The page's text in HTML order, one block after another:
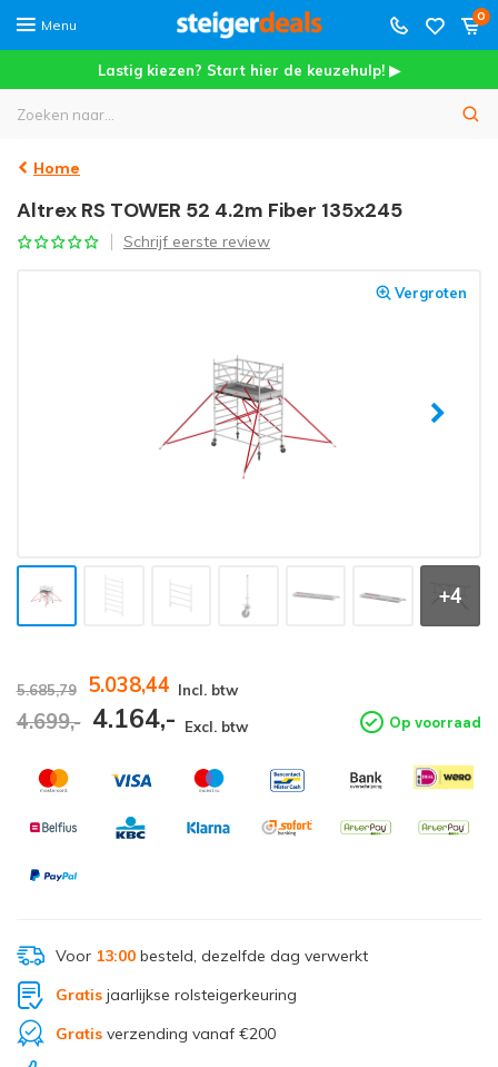
Menu
0
Lastig kiezen? Start hier de keuzehulp! ▶
Home
Altrex RS TOWER 52 4.2m Fiber 135x245
Schrijf eerste review
Vergroten
+4
5.685,79 5.038,44 Incl. btw
4.699,- 4.164,- Excl. btw Op voorraad
Voor 13:00besteld, dezelfde dag verwerkt
Gratisjaarlijkse rolsteigerkeuring
Gratisverzending vanaf €200